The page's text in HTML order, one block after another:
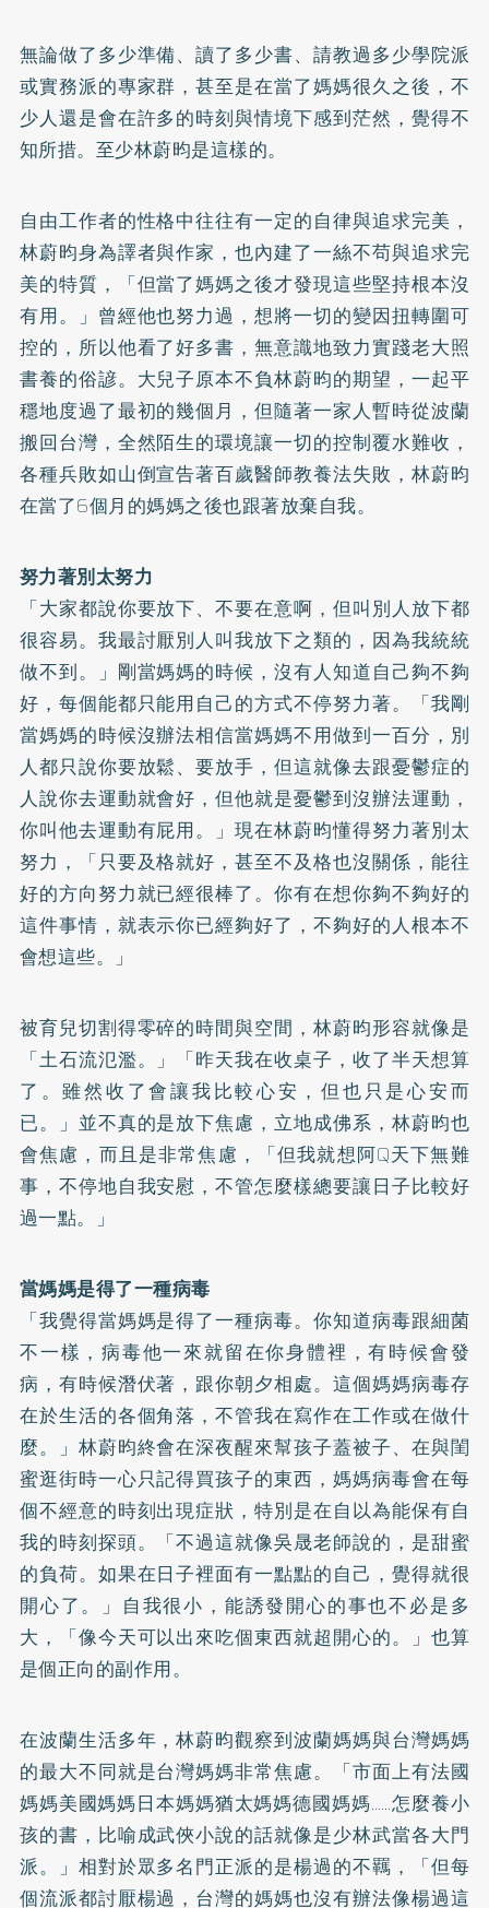
無論做了多少準備、讀了多少書、請教過多少學院派
或實務派的專家群，甚至是在當了媽媽很久之後，不
少人還是會在許多的時刻與情境下感到茫然，覺得不
知所措。至少林蔚昀是這樣的。
自由工作者的性格中往往有一定的自律與追求完美，
林蔚昀身為譯者與作家，也內建了一絲不苟與追求完
美的特質，「但當了媽媽之後才發現這些堅持根本沒
有用。」曾經他也努力過，想將一切的變因扭轉圍可
控的，所以他看了好多書，無意識地致力實踐老大照
書養的俗諺。大兒子原本不負林蔚昀的期望，一起平
穩地度過了最初的幾個月，但隨著一家人暫時從波蘭
搬回台灣，全然陌生的環境讓一切的控制覆水難收，
各種兵敗如山倒宣告著百歲醫師教養法失敗，林蔚昀
在當了6個月的媽媽之後也跟著放棄自我。
努力著別太努力
「大家都說你要放下、不要在意啊，但叫別人放下都
很容易。我最討厭別人叫我放下之類的，因為我統統
做不到。」剛當媽媽的時候，沒有人知道自己夠不夠
好，每個能都只能用自己的方式不停努力著。「我剛
當媽媽的時候沒辦法相信當媽媽不用做到一百分，別
人都只說你要放鬆、要放手，但這就像去跟憂鬱症的
人說你去運動就會好，但他就是憂鬱到沒辦法運動，
你叫他去運動有屁用。」現在林蔚昀懂得努力著別太
努力，「只要及格就好，甚至不及格也沒關係，能往
好的方向努力就已經很棒了。你有在想你夠不夠好的
這件事情，就表示你已經夠好了，不夠好的人根本不
會想這些。」
被育兒切割得零碎的時間與空間，林蔚昀形容就像是
「土石流氾濫。」「昨天我在收桌子，收了半天想算
了。雖然收了會讓我比較心安，但也只是心安而
已。」並不真的是放下焦慮，立地成佛系，林蔚昀也
會焦慮，而且是非常焦慮，「但我就想阿Q天下無難
事，不停地自我安慰，不管怎麼樣總要讓日子比較好
過一點。」
當媽媽是得了一種病毒
「我覺得當媽媽是得了一種病毒。你知道病毒跟細菌
不一樣，病毒他一來就留在你身體裡，有時候會發
病，有時候潛伏著，跟你朝夕相處。這個媽媽病毒存
在於生活的各個角落，不管我在寫作在工作或在做什
麼。」林蔚昀終會在深夜醒來幫孩子蓋被子、在與閨
蜜逛街時一心只記得買孩子的東西，媽媽病毒會在每
個不經意的時刻出現症狀，特別是在自以為能保有自
我的時刻探頭。「不過這就像吳晟老師說的，是甜蜜
的負荷。如果在日子裡面有一點點的自己，覺得就很
開心了。」自我很小，能誘發開心的事也不必是多
大，「像今天可以出來吃個東西就超開心的。」也算
是個正向的副作用。
在波蘭生活多年，林蔚昀觀察到波蘭媽媽與台灣媽媽
的最大不同就是台灣媽媽非常焦慮。「市面上有法國
媽媽美國媽媽日本媽媽猶太媽媽德國媽媽……怎麼養小
孩的書，比喻成武俠小說的話就像是少林武當各大門
派。」相對於眾多名門正派的是楊過的不羈，「但每
個流派都討厭楊過，台灣的媽媽也沒有辦法像楊過這